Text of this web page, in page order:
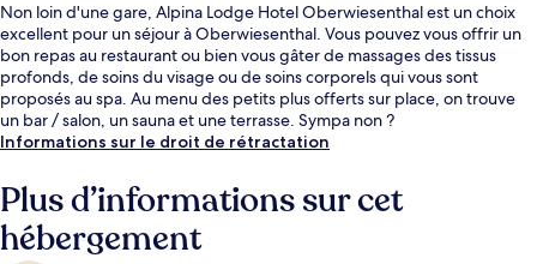
Non loin d'une gare, Alpina Lodge Hotel Oberwiesenthal est un choix
excellent pour un séjour à Oberwiesenthal. Vous pouvez vous offrir un
bon repas au restaurant ou bien vous gâter de massages des tissus
profonds, de soins du visage ou de soins corporels qui vous sont
proposés au spa. Au menu des petits plus offerts sur place, on trouve
un bar / salon, un sauna et une terrasse. Sympa non ?
Informations sur le droit de rétractation
Plus d’informations sur cet
hébergement